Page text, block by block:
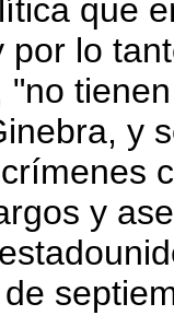
que
por lo
"no
y
y